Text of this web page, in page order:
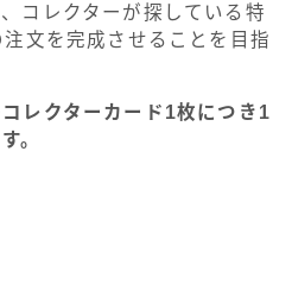
コレクターが探している特
文を完成させることを目指
レクターカード1枚につき1
。